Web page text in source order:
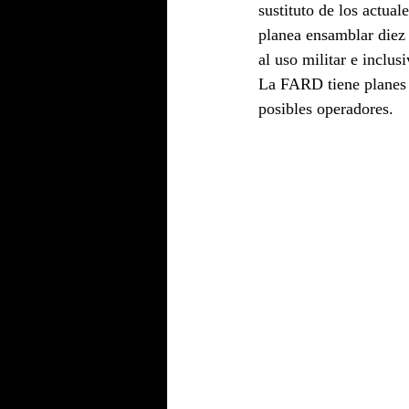
sustituto de los
planea ensamblar
al uso militar e
La FARD tiene
posibles operadores.